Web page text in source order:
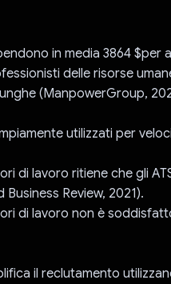
in media 3864 $per
delle risorse
(ManpowerGroup,
utilizzati per
di lavoro ritiene che gli
Review, 2021).
di lavoro non è
il reclutamento